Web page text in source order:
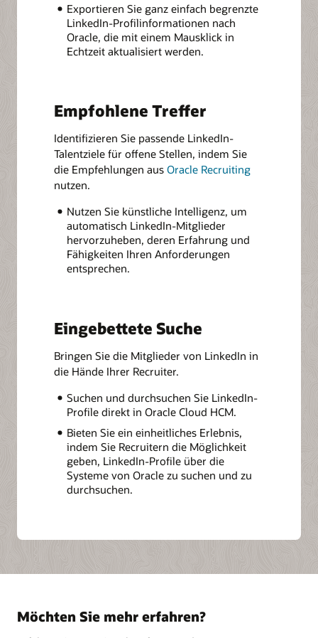
Exportieren Sie ganz einfach begrenzte
LinkedIn-Profilinformationen nach
Oracle, die mit einem Mausklick in
Echtzeit aktualisiert werden.
Empfohlene Treffer
Identifizieren Sie passende LinkedIn-
Talentziele für offene Stellen, indem Sie
die Empfehlungen aus Oracle Recruiting
nutzen.
Nutzen Sie künstliche Intelligenz, um
automatisch LinkedIn-Mitglieder
hervorzuheben, deren Erfahrung und
Fähigkeiten Ihren Anforderungen
entsprechen.
Eingebettete Suche
Bringen Sie die Mitglieder von LinkedIn in
die Hände Ihrer Recruiter.
Suchen und durchsuchen Sie LinkedIn-
Profile direkt in Oracle Cloud HCM.
Bieten Sie ein einheitliches Erlebnis,
indem Sie Recruitern die Möglichkeit
geben, LinkedIn-Profile über die
Systeme von Oracle zu suchen und zu
durchsuchen.
Möchten Sie mehr erfahren?